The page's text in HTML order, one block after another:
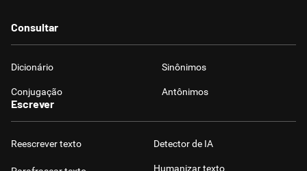
Consultar
Dicionário Sinônimos
Conjugação Antônimos
Escrever
Reescrever texto Detector de IA
Humanizar texto